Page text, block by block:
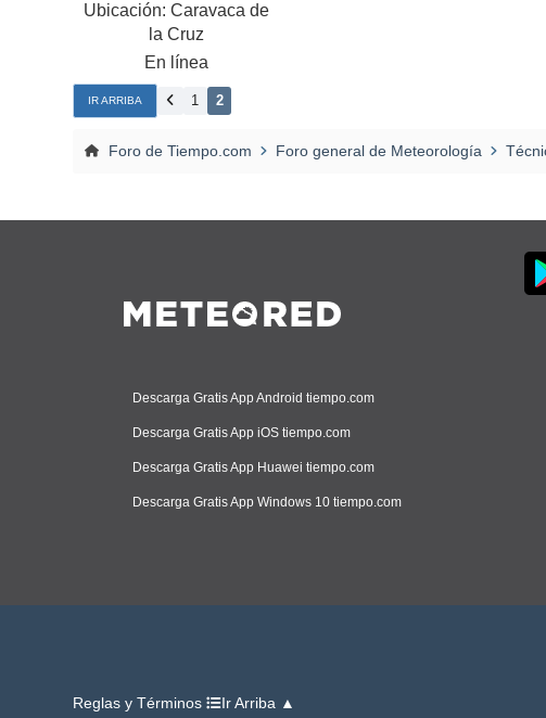
Ubicación: Caravaca de
la Cruz
En línea
IR ARRIBA 1 2
Foro de Tiempo.com Foro general de Meteorología
Descarga Gratis App Android tiempo.com
Descarga Gratis App iOS tiempo.com
Descarga Gratis App Huawei tiempo.com
Descarga Gratis App Windows 10 tiempo.com
Reglas y Términos Ir Arriba ▲